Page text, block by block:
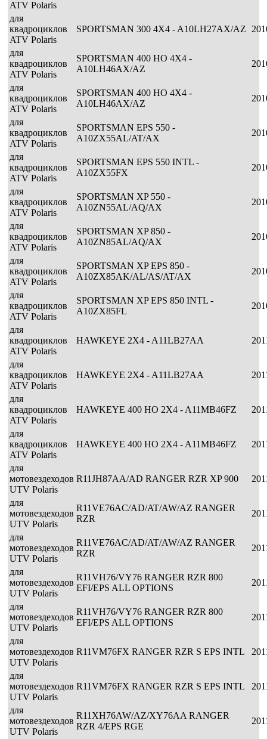
ATV Polaris
для
квадроциклов
ATV Polaris
SPORTSMAN 300 4X4 - A10LH27AX/AZ
для
квадроциклов
ATV Polaris
SPORTSMAN 400 HO 4X4 -
A10LH46AX/AZ
для
квадроциклов
ATV Polaris
SPORTSMAN 400 HO 4X4 -
A10LH46AX/AZ
для
квадроциклов
ATV Polaris
SPORTSMAN EPS 550 -
A10ZX55AL/AT/AX
для
квадроциклов
ATV Polaris
SPORTSMAN EPS 550 INTL -
A10ZX55FX
для
квадроциклов
ATV Polaris
SPORTSMAN XP 550 -
A10ZN55AL/AQ/AX
для
квадроциклов
ATV Polaris
SPORTSMAN XP 850 -
A10ZN85AL/AQ/AX
для
квадроциклов
ATV Polaris
SPORTSMAN XP EPS 850 -
A10ZX85AK/AL/AS/AT/AX
для
квадроциклов
ATV Polaris
SPORTSMAN XP EPS 850 INTL -
A10ZX85FL
для
квадроциклов
ATV Polaris
HAWKEYE 2X4 - A11LB27AA
для
квадроциклов
ATV Polaris
HAWKEYE 2X4 - A11LB27AA
для
квадроциклов
ATV Polaris
HAWKEYE 400 HO 2X4 - A11MB46FZ
для
квадроциклов
ATV Polaris
HAWKEYE 400 HO 2X4 - A11MB46FZ
для
мотовездеходов
UTV Polaris
R11JH87AA/AD RANGER RZR XP 900
для
мотовездеходов
UTV Polaris
R11VE76AC/AD/AT/AW/AZ RANGER
RZR
для
мотовездеходов
UTV Polaris
R11VE76AC/AD/AT/AW/AZ RANGER
RZR
для
мотовездеходов
UTV Polaris
R11VH76/VY76 RANGER RZR 800
EFI/EPS ALL OPTIONS
для
мотовездеходов
UTV Polaris
R11VH76/VY76 RANGER RZR 800
EFI/EPS ALL OPTIONS
для
мотовездеходов
UTV Polaris
R11VM76FX RANGER RZR S EPS INTL
для
мотовездеходов
UTV Polaris
R11VM76FX RANGER RZR S EPS INTL
для
мотовездеходов
UTV Polaris
R11XH76AW/AZ/XY76AA RANGER
RZR 4/EPS RGE